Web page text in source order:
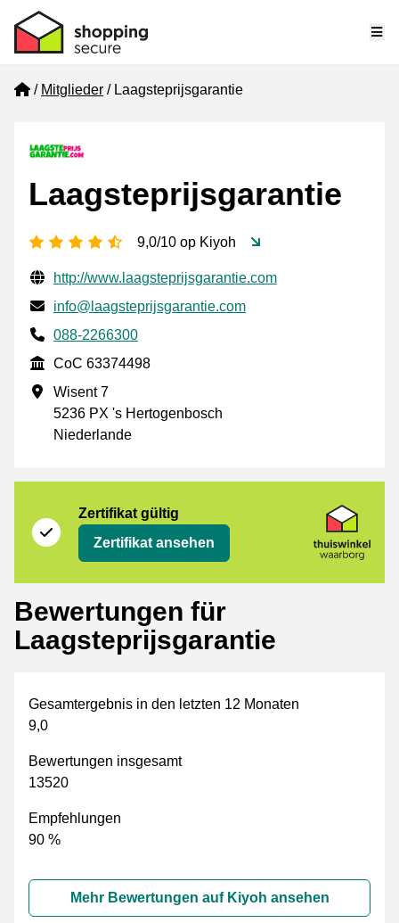
Home
Mitglieder Laagsteprijsgarantie
Laagsteprijsgarantie
[_General:NumberOfStarsPluralFormat]
9,0/10 op Kiyoh
Geprüfte Kontaktinformationen
Website URL
http://www.laagsteprijsgarantie.com
E-mail
info@laagsteprijsgarantie.com
Phone number
088-2266300
CoC
CoC 63374498
Geschäftsadresse
Wisent 7
5236 PX 's Hertogenbosch
Niederlande
Zertifikat gültig
Zertifikat ansehen
Bewertungen für
Laagsteprijsgarantie
Gesamtergebnis in den letzten 12 Monaten
9,0
Bewertungen insgesamt
13520
Empfehlungen
90 %
Mehr Bewertungen auf Kiyoh ansehen